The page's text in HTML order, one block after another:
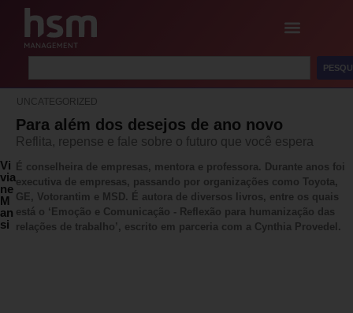
UNCATEGORIZED
Para além dos desejos de ano novo
Reflita, repense e fale sobre o futuro que você espera
Vi
via
ne
M
an
si
É conselheira de empresas, mentora e professora. Durante anos foi
executiva de empresas, passando por organizações como Toyota,
GE, Votorantim e MSD. É autora de diversos livros, entre os quais
está o ‘Emoção e Comunicação - Reflexão para humanização das
relações de trabalho’, escrito em parceria com a Cynthia Provedel.